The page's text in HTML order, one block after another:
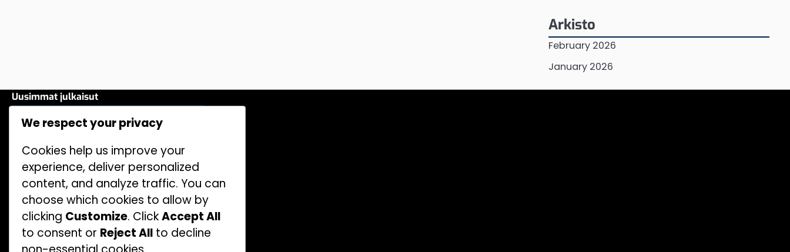
Arkisto
February 2026
January 2026
Uusimmat julkaisut
Oikeudelliset Haasteet Petosten
Torjunnassa: Käytännöt, Esimerkit,
Haasteet
Riskien Arviointi: Menetelmät, Työkalut,
Esimerkit
Petosten Havaitsemisen Ohjelmistot:
Vertailu, Hyödyt, Haasteet
Oikeudelliset Seuraamukset
Huijauksista: Esimerkit, Vaikutukset,
We respect your privacy
Cookies help us improve your
experience, deliver personalized
content, and analyze traffic. You can
choose which cookies to allow by
clicking Customize. ClickAccept All
to consent or Reject All to decline